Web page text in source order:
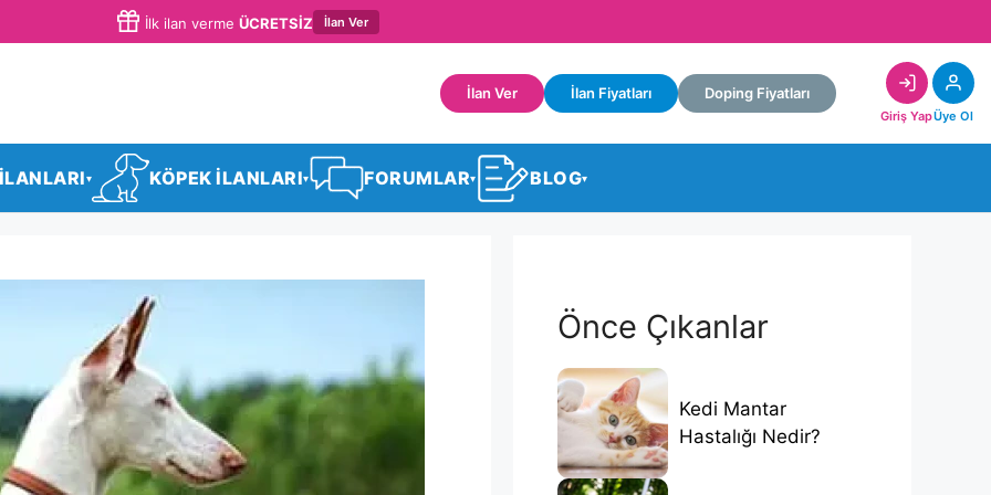
İlk ilan verme ÜCRETSİZ İlan Ver
İlan Ver İlan Fiyatları Doping Fiyatları
Giriş YapÜye Ol
▾ KÖPEK İLANLARI▾ FORUMLAR▾ BLOG▾
Önce Çıkanlar
Kedi Mantar
Hastalığı Nedir?